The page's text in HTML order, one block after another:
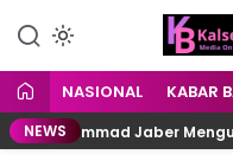
NASIONAL KABAR
NEWS Jaber